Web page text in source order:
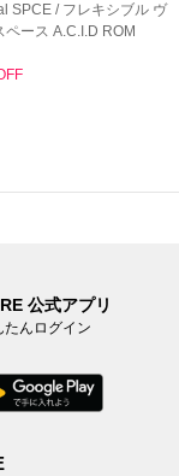
SPCE / フレキシブル ヴ
ペース A.C.I.D ROM
公式アプリ
んログイン